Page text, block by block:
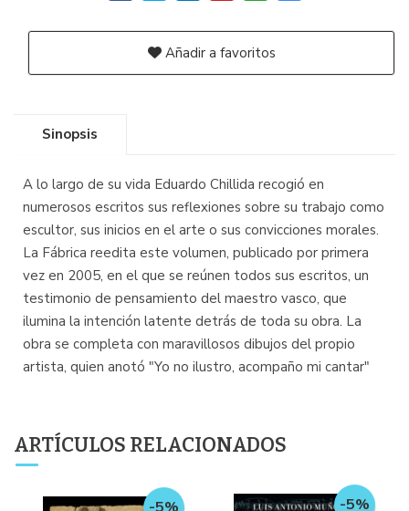
Añadir a favoritos
Sinopsis
A lo largo de su vida Eduardo Chillida recogió en
numerosos escritos sus reflexiones sobre su trabajo como
escultor, sus inicios en el arte o sus convicciones morales.
La Fábrica reedita este volumen, publicado por primera
vez en 2005, en el que se reúnen todos sus escritos, un
testimonio de pensamiento del maestro vasco, que
ilumina la intención latente detrás de toda su obra. La
obra se completa con maravillosos dibujos del propio
artista, quien anotó "Yo no ilustro, acompaño mi cantar"
ARTÍCULOS RELACIONADOS
-5%